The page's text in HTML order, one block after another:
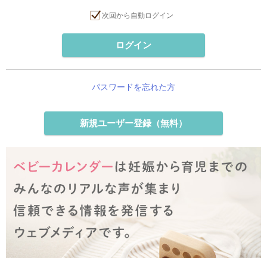
次回から自動ログイン
ログイン
パスワードを忘れた方
新規ユーザー登録（無料）